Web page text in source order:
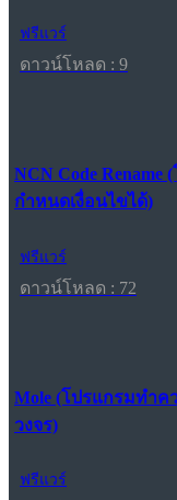
ฟรีแวร์
ดาวน์โหลด : 9
NCN Code
กำหนดเงื่อนไขได้)
ฟรีแวร์
ดาวน์โหลด : 72
Mole (โปรแกรมทำค
วงจร)
ฟรีแวร์